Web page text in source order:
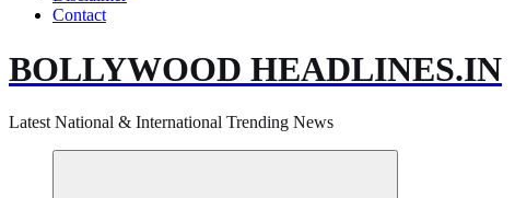
Contact
BOLLYWOOD HEADLINES.IN
Latest National & International Trending News